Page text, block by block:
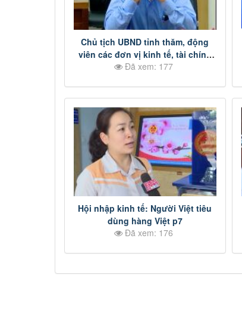
Chủ tịch UBND tỉnh thăm, động
viên các đơn vị kinh tế, tài chính
nhân dịp cuối năm p2
Đã xem: 177
Hội nhập kinh tế: Người Việt tiêu
dùng hàng Việt p7
Đã xem: 176